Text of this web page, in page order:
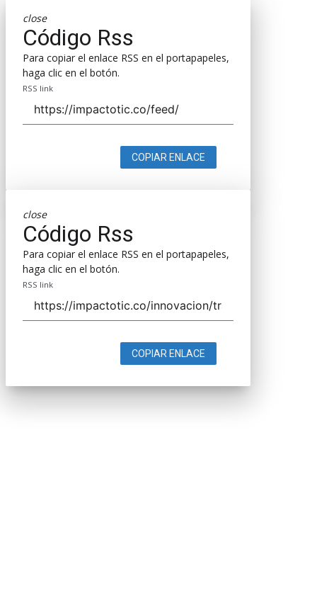
close
Código Rss
Para copiar el enlace RSS en el portapapeles,
haga clic en el botón.
RSS link
COPIAR ENLACE
close
Código Rss
Para copiar el enlace RSS en el portapapeles,
haga clic en el botón.
RSS link
COPIAR ENLACE